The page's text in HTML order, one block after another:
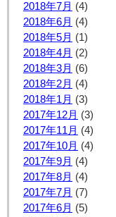
2018年7月 (4)
2018年6月 (4)
2018年5月 (1)
2018年4月 (2)
2018年3月 (6)
2018年2月 (4)
2018年1月 (3)
2017年12月 (3)
2017年11月 (4)
2017年10月 (4)
2017年9月 (4)
2017年8月 (4)
2017年7月 (7)
2017年6月 (5)